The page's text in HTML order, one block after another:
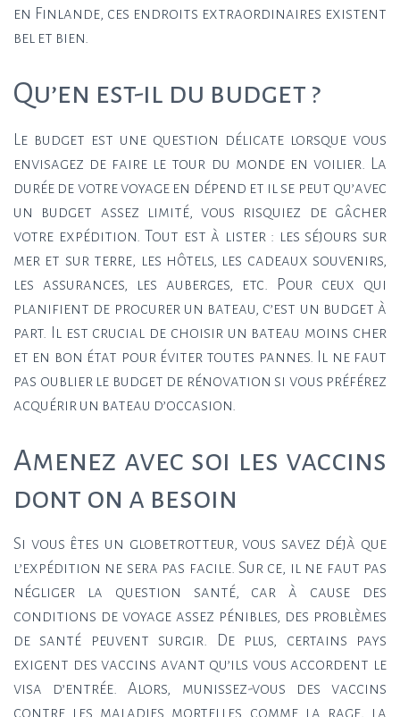
en Finlande, ces endroits extraordinaires existent
bel et bien.
Qu’en est-il du budget ?
Le budget est une question délicate lorsque vous
envisagez de faire le tour du monde en voilier. La
durée de votre voyage en dépend et il se peut qu’avec
un budget assez limité, vous risquiez de gâcher
votre expédition. Tout est à lister : les séjours sur
mer et sur terre, les hôtels, les cadeaux souvenirs,
les assurances, les auberges, etc. Pour ceux qui
planifient de procurer un bateau, c’est un budget à
part. Il est crucial de choisir un bateau moins cher
et en bon état pour éviter toutes pannes. Il ne faut
pas oublier le budget de rénovation si vous préférez
acquérir un bateau d’occasion.
Amenez avec soi les vaccins
dont on a besoin
Si vous êtes un globetrotteur, vous savez déjà que
l’expédition ne sera pas facile. Sur ce, il ne faut pas
négliger la question santé, car à cause des
conditions de voyage assez pénibles, des problèmes
de santé peuvent surgir. De plus, certains pays
exigent des vaccins avant qu’ils vous accordent le
visa d’entrée. Alors, munissez-vous des vaccins
contre les maladies mortelles comme la rage, la